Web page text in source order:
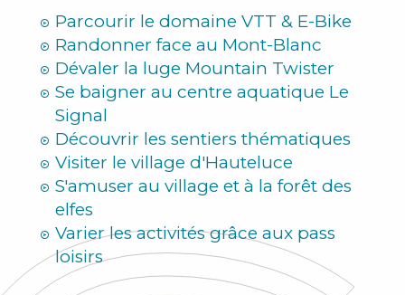
Parcourir le domaine VTT & E-Bike
Randonner face au Mont-Blanc
Dévaler la luge Mountain Twister
Se baigner au centre aquatique Le
Signal
Découvrir les sentiers thématiques
Visiter le village d'Hauteluce
S'amuser au village et à la forêt des
elfes
Varier les activités grâce aux pass
loisirs